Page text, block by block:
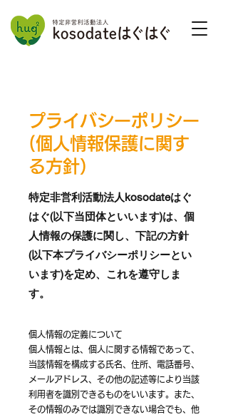
プライバシーポリシー
(個人情報保護に関す
る方針）
特定非営利活動法人kosodateはぐ
はぐ(以下当団体といいます)は、個
人情報の保護に関し、下記の方針
(以下本プライバシーポリシーとい
います)を定め、これを遵守しま
す。
個人情報の定義について
個人情報とは、個人に関する情報であって、
当該情報を構成する氏名、住所、電話番号、
メールアドレス、その他の記述等により当該
利用者を識別できるものをいいます。また、
その情報のみでは識別できない場合でも、他